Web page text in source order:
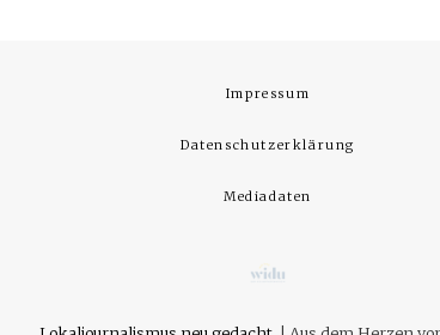
Impressum
Datenschutzerklärung
Mediadaten